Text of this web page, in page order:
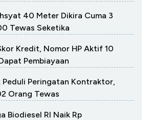
40 Meter Dikira Cuma 3
Tewas Seketika
Kredit, Nomor HP Aktif 10
Pembiayaan
Peduli Peringatan Kontraktor,
Orang Tewas
Biodiesel RI Naik Rp